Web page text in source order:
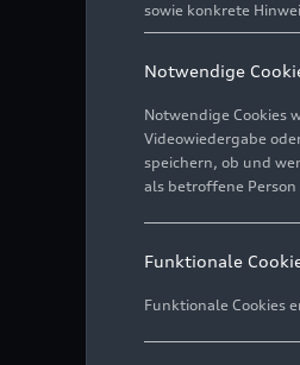
sowie konkrete
Notwendige
Notwendige Cookies
Videowiedergabe
speichern, ob und
als betroffene
Funktionale
Funktionale Cookies